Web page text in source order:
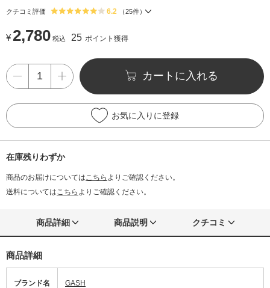
クチコミ評価 6.2 （25件）
¥ 2,780 税込 25 ポイント獲得
カートに入れる
お気に入りに登録
在庫残りわずか
商品のお届けについては こちら よりご確認ください。
送料については こちら よりご確認ください。
商品詳細 商品説明 クチコミ
商品詳細
ブランド名 GASH